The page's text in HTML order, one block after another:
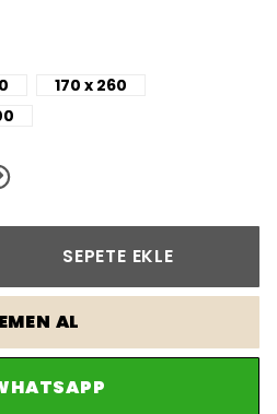
170 x 260
SEPETE EKLE
AL